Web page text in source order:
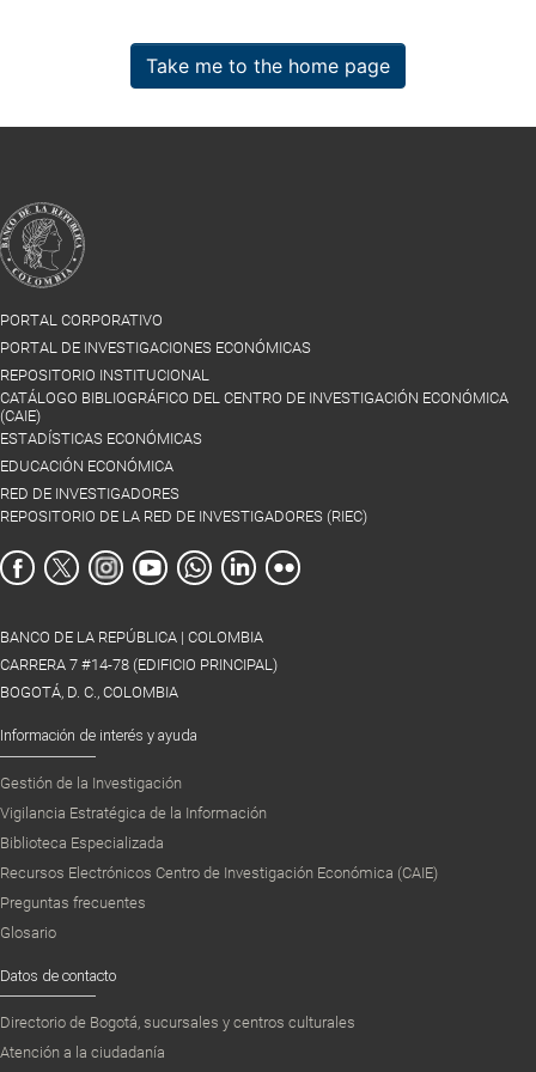
Take me to the home page
PORTAL CORPORATIVO
PORTAL DE INVESTIGACIONES ECONÓMICAS
REPOSITORIO INSTITUCIONAL
CATÁLOGO BIBLIOGRÁFICO DEL CENTRO DE INVESTIGACIÓN ECONÓMICA
(CAIE)
ESTADÍSTICAS ECONÓMICAS
EDUCACIÓN ECONÓMICA
RED DE INVESTIGADORES
REPOSITORIO DE LA RED DE INVESTIGADORES (RIEC)
BANCO DE LA REPÚBLICA | COLOMBIA
CARRERA 7 #14-78 (EDIFICIO PRINCIPAL)
BOGOTÁ, D. C., COLOMBIA
Información de interés y ayuda
Gestión de la Investigación
Vigilancia Estratégica de la Información
Biblioteca Especializada
Recursos Electrónicos Centro de Investigación Económica (CAIE)
Preguntas frecuentes
Glosario
Datos de contacto
Directorio de Bogotá, sucursales y centros culturales
Atención a la ciudadanía